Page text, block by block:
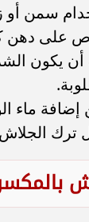
سمن أو
على دهن
يكون
إضافة ماء
ترك الجلاش